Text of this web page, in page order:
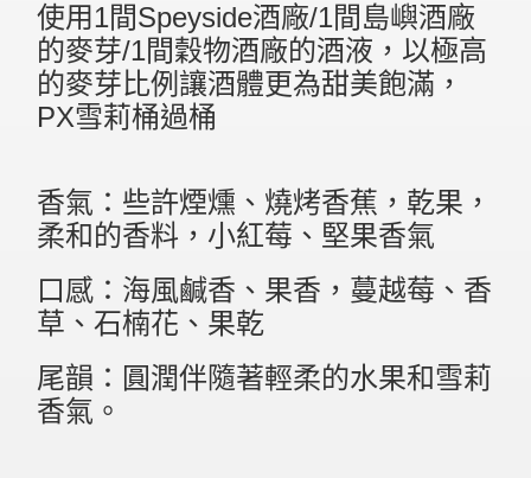
使用1間Speyside酒廠/1間島嶼酒廠
的麥芽/1間穀物酒廠的酒液，以極高
的麥芽比例讓酒體更為甜美飽滿​，
PX雪莉桶過桶
香氣：些許煙燻、燒烤香蕉，乾果，
柔和的香料，小紅莓、堅果香氣
口感：海風鹹香、果香，蔓越莓、香
草、石楠花、果乾​
尾韻：圓潤伴隨著輕柔的水果和雪莉
香氣。​